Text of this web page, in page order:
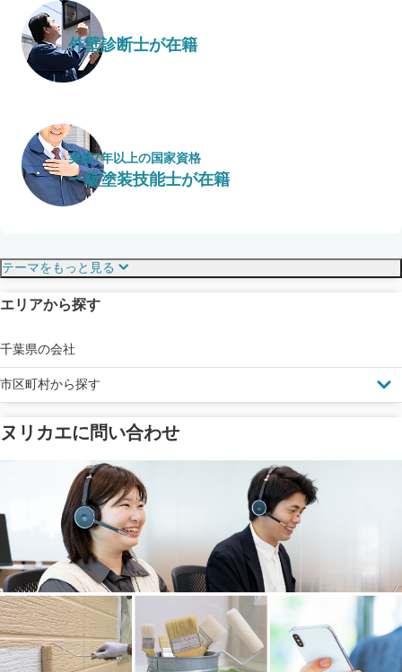
外壁診断士が在籍
実績7年以上の国家資格
一級塗装技能士が在籍
塗料の​品質を​保証
メーカー保証
工事保険
見えにくい屋根も安心
ドローン診断
省エネ効果
断熱・遮熱塗料対応
雨漏り修繕
テーマをもっと見る
エリアから探す
千葉県の会社
市区町村から探す
ヌリカエに問い合わせ